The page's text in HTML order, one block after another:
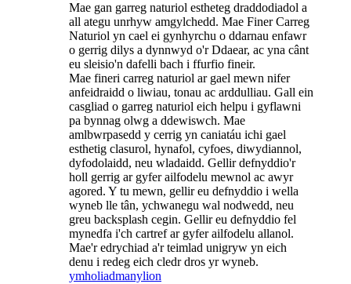
Mae gan garreg naturiol estheteg draddodiadol a
all ategu unrhyw amgylchedd. Mae Finer Carreg
Naturiol yn cael ei gynhyrchu o ddarnau enfawr
o gerrig dilys a dynnwyd o'r Ddaear, ac yna cânt
eu sleisio'n dafelli bach i ffurfio fineir.
Mae fineri carreg naturiol ar gael mewn nifer
anfeidraidd o liwiau, tonau ac arddulliau. Gall ein
casgliad o garreg naturiol eich helpu i gyflawni
pa bynnag olwg a ddewiswch. Mae
amlbwrpasedd y cerrig yn caniatáu ichi gael
esthetig clasurol, hynafol, cyfoes, diwydiannol,
dyfodolaidd, neu wladaidd. Gellir defnyddio'r
holl gerrig ar gyfer ailfodelu mewnol ac awyr
agored. Y tu mewn, gellir eu defnyddio i wella
wyneb lle tân, ychwanegu wal nodwedd, neu
greu backsplash cegin. Gellir eu defnyddio fel
mynedfa i'ch cartref ar gyfer ailfodelu allanol.
Mae'r edrychiad a'r teimlad unigryw yn eich
denu i redeg eich cledr dros yr wyneb.
ymholiadmanylion